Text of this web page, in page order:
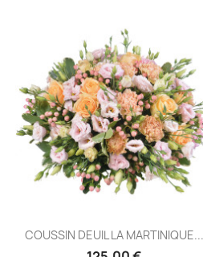
 Aperçu rapide
COUSSIN DEUIL LA MARTINIQUE...